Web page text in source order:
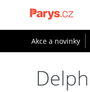
Akce a novinky